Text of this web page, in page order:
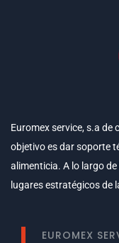
Euromex service, s.a de
objetivo es dar soporte
alimenticia. A lo largo
lugares estratégicos de
EUROMEX